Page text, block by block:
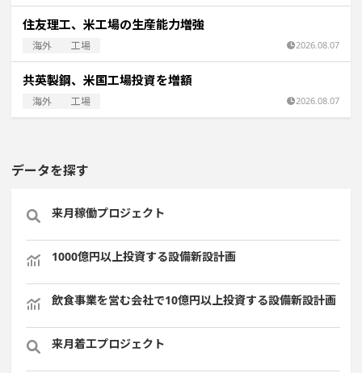
住友理工、米工場の生産能力増強
海外 工場 2026.08.07
共英製鋼、米国工場投資を増額
海外 工場 2026.08.07
データを探す
来月稼働プロジェクト
1000億円以上投資する設備新設計画
飲食事業を営む会社で10億円以上投資する設備新設計画
来月着工プロジェクト